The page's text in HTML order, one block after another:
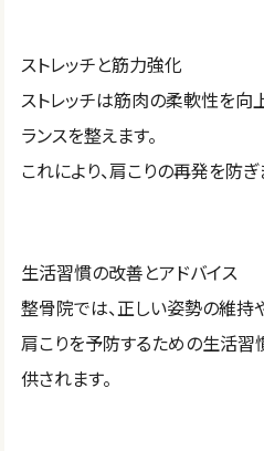
ストレッチと筋力強化
ストレッチは筋肉の柔軟性を向
ランスを整えます。
これにより、肩こりの再発を防ぎ
生活習慣の改善とアドバイス
整骨院では、正しい姿勢の維持
肩こりを予防するための生活習
供されます。